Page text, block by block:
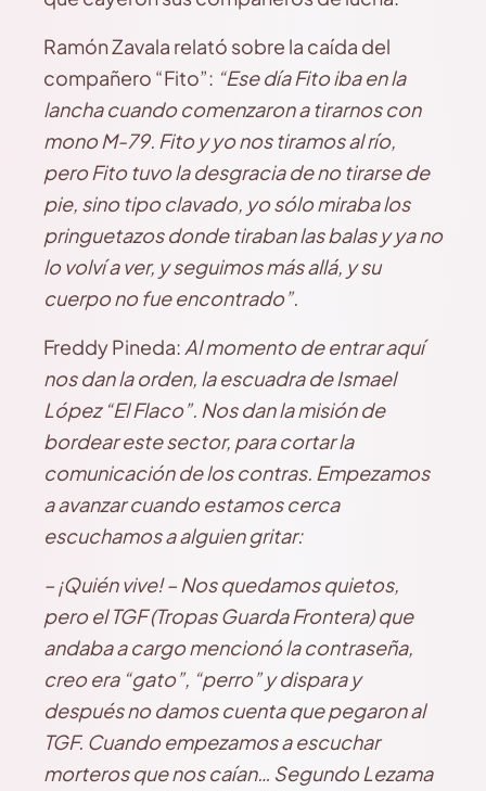
Ramón Zavala relató sobre la caída del
compañero “Fito”: “Ese día Fito iba en la
lancha cuando comenzaron a tirarnos con
mono M-79. Fito y yo nos tiramos al río,
pero Fito tuvo la desgracia de no tirarse de
pie, sino tipo clavado, yo sólo miraba los
pringuetazos donde tiraban las balas y ya no
lo volví a ver, y seguimos más allá, y su
cuerpo no fue encontrado”.
Freddy Pineda: Al momento de entrar aquí
nos dan la orden, la escuadra de Ismael
López “El Flaco”. Nos dan la misión de
bordear este sector, para cortar la
comunicación de los contras. Empezamos
a avanzar cuando estamos cerca
escuchamos a alguien gritar:
– ¡Quién vive! – Nos quedamos quietos,
pero el TGF (Tropas Guarda Frontera) que
andaba a cargo mencionó la contraseña,
creo era “gato”, “perro” y dispara y
después no damos cuenta que pegaron al
TGF. Cuando empezamos a escuchar
morteros que nos caían… Segundo Lezama